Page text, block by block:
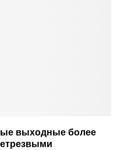
выходные более